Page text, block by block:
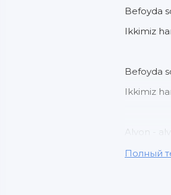
Befoyda
Ikkimiz
Befoyda
Ikkimiz
Alvon -
Olgan
Полный